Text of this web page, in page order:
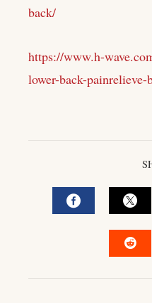
back/
https://www.h-
lower-back-painrelieve-
FACEBOOK